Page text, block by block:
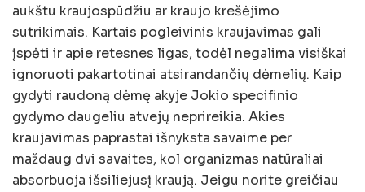
aukštu kraujospūdžiu ar kraujo krešėjimo
sutrikimais. Kartais pogleivinis kraujavimas gali
įspėti ir apie retesnes ligas, todėl negalima visiškai
ignoruoti pakartotinai atsirandančių dėmelių. Kaip
gydyti raudoną dėmę akyje Jokio specifinio
gydymo daugeliu atvejų neprireikia. Akies
kraujavimas paprastai išnyksta savaime per
maždaug dvi savaites, kol organizmas natūraliai
absorbuoja išsiliejusį kraują. Jeigu norite greičiau